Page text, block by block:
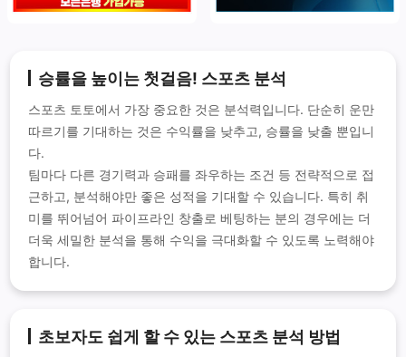
승률을 높이는 첫걸음! 스포츠 분석
스포츠 토토에서 가장 중요한 것은 분석력입니다. 단순히 운만
따르기를 기대하는 것은 수익률을 낮추고, 승률을 낮출 뿐입니
다.
팀마다 다른 경기력과 승패를 좌우하는 조건 등 전략적으로 접
근하고, 분석해야만 좋은 성적을 기대할 수 있습니다. 특히 취
미를 뛰어넘어 파이프라인 창출로 베팅하는 분의 경우에는 더
더욱 세밀한 분석을 통해 수익을 극대화할 수 있도록 노력해야
합니다.
초보자도 쉽게 할 수 있는 스포츠 분석 방법